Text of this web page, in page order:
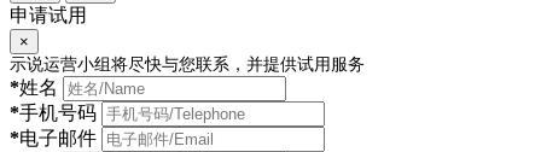
申请试用
×
示说运营小组将尽快与您联系，并提供试用服务
*姓名
*手机号码
*电子邮件